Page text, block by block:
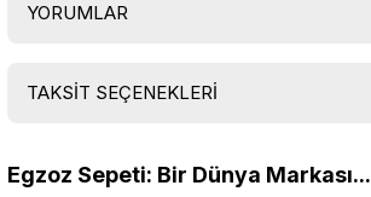
YORUMLAR
TAKSİT SEÇENEKLERİ
Egzoz Sepeti: Bir Dünya Markası...